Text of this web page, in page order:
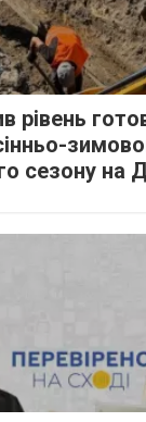
рівень
сезону на